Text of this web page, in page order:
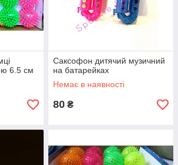
6.5 см
Саксофон дитячий музичний
на батарейках
Немає в наявності
80 ₴